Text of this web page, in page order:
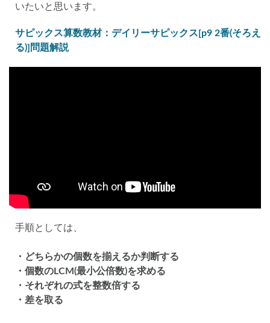
いたいと思います。
サピックス算数教材：デイリーサピックス[p9 2番(そろえ
る)]問題解説
手順としては、
・どちらかの個数を揃えるか判断する
・個数のLCM(最小公倍数)を求める
・それぞれの式を整数倍する
・差を取る